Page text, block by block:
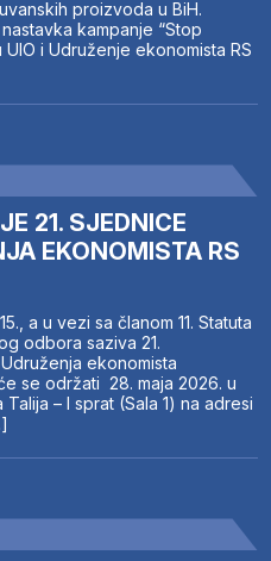
proizvoda u BiH.
kampanje “Stop
i Udruženje ekonomista RS
21. SJEDNICE
EKONOMISTA RS
a u vezi sa članom 11. Statuta
odbora saziva 21.
ekonomista
se održati 28. maja 2026. u
– I sprat (Sala 1) na adresi